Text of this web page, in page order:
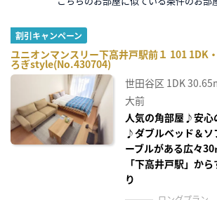
割引キャンペーン
ユニオンマンスリー下高井戸駅前１ 101 1DK
ろぎstyle(No.430704)
世田谷区 1DK
大前
人気の角部屋♪安心
♪ダブルベッド＆ソ
ーブルがある広々
「下高井戸駅」か
り